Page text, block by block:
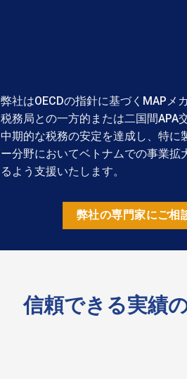
弊社はOECDの指針に基づくMAPメ
税務局との一方的または二国間APA
中期的な税務の安定を達成し、特に
ー分野においてベトナムでの事業拡
るよう支援いたします。
弊社の専門家にご相
信頼できる実績